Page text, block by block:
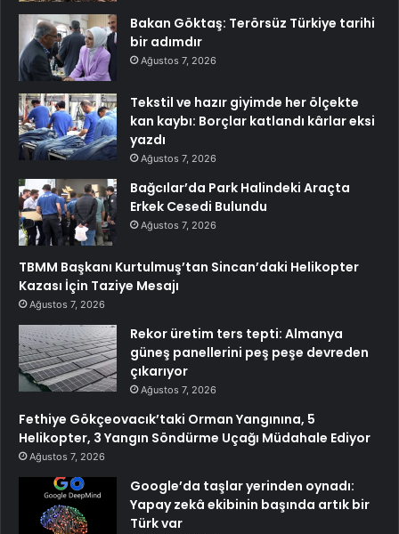
Bakan Göktaş: Terörsüz Türkiye tarihi
bir adımdır
Ağustos 7, 2026
Tekstil ve hazır giyimde her ölçekte
kan kaybı: Borçlar katlandı kârlar eksi
yazdı
Ağustos 7, 2026
Bağcılar’da Park Halindeki Araçta
Erkek Cesedi Bulundu
Ağustos 7, 2026
TBMM Başkanı Kurtulmuş’tan Sincan’daki Helikopter
Kazası İçin Taziye Mesajı
Ağustos 7, 2026
Rekor üretim ters tepti: Almanya
güneş panellerini peş peşe devreden
çıkarıyor
Ağustos 7, 2026
Fethiye Gökçeovacık’taki Orman Yangınına, 5
Helikopter, 3 Yangın Söndürme Uçağı Müdahale Ediyor
Ağustos 7, 2026
Google’da taşlar yerinden oynadı:
Yapay zekâ ekibinin başında artık bir
Türk var